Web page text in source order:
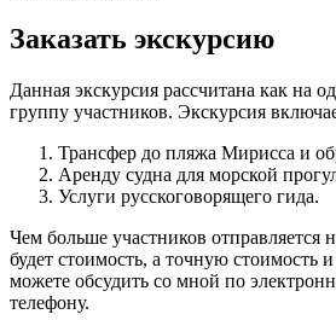
Заказать экскурсию
Данная экскурсия рассчитана как на
группу участников. Экскурсия
Трансфер до пляжа Мирисса и
Аренду судна для морской
Услуги русскоговорящего гида.
Чем больше участников отправляется
будет стоимость, а точную стоимость
можете обсудить со мной по
телефону.